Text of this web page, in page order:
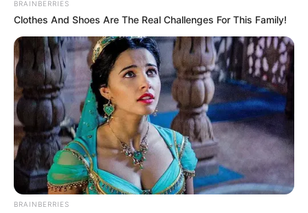
BRAINBERRIES
Clothes And Shoes Are The Real Challenges For This Family!
BRAINBERRIES